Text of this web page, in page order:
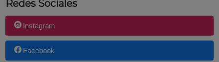
Redes Sociales
Instagram
Facebook